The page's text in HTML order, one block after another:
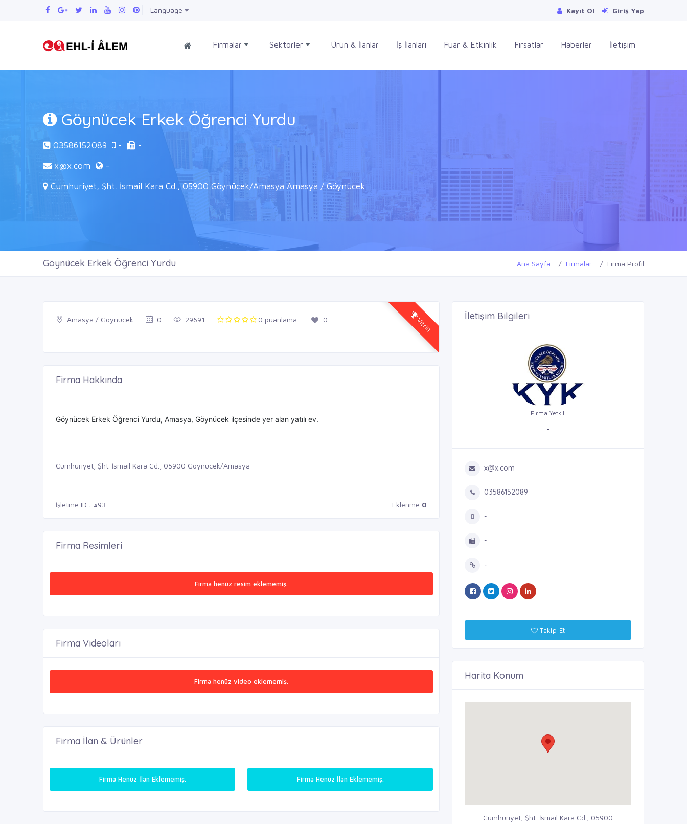
Language Kayıt Ol Giriş Yap
Firmalar Sektörler Ürün & İlanlar İş İlanları Fuar & Etkinlik Fırsatlar Haberler İletişim
Göynücek Erkek Öğrenci Yurdu
03586152089 -
-
x@x.com
-
Cumhuriyet, Şht. İsmail Kara Cd., 05900 Göynücek/Amasya Amasya / Göynücek
Göynücek Erkek Öğrenci Yurdu Ana Sayfa Firmalar Firma Profil
Vitrin
Amasya / Göynücek 0 29691 0 puanlama. 0
Firma Hakkında
Göynücek Erkek Öğrenci Yurdu, Amasya, Göynücek ilçesinde yer alan yatılı ev.
Cumhuriyet, Şht. İsmail Kara Cd., 05900 Göynücek/Amasya
İşletme ID : #93 Eklenme 0
Firma Resimleri
Firma henüz resim eklememiş.
Firma Videoları
Firma henüz video eklememiş.
Firma İlan & Ürünler
Firma Henüz İlan Eklememiş. Firma Henüz İlan Eklememiş.
İletişim Bilgileri
Firma Yetkili
-
x@x.com
03586152089
-
-
-
Takip Et
Harita Konum
Cumhuriyet, Şht. İsmail Kara Cd., 05900